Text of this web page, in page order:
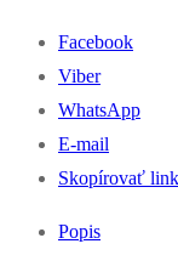
Facebook
Viber
WhatsApp
E-mail
Skopírovať link
Popis